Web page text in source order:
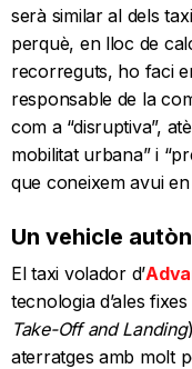
serà similar al dels
perquè, en lloc de
recorreguts, ho faci
responsable de la
com a “disruptiva”,
mobilitat urbana” i
que coneixem avui en
Un vehicle
El taxi volador d’
tecnologia d’ales
Take-Off and Landing
aterratges amb molt